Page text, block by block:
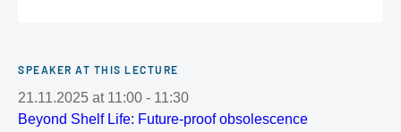
SPEAKER AT THIS LECTURE
21.11.2025 at 11:00 - 11:30
Beyond Shelf Life: Future-proof obsolescence